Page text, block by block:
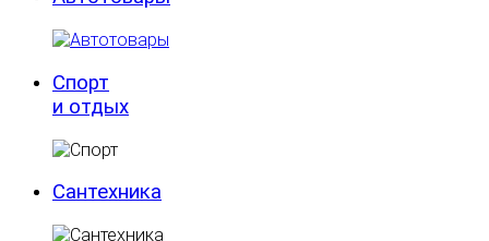
Спорт
и отдых
Сантехника